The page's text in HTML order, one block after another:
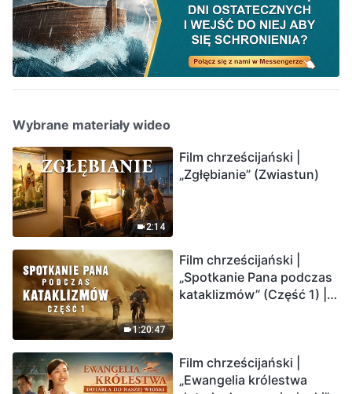
Wybrane materiały wideo
2:14
Film chrześcijański |
„Zgłębianie” (Zwiastun)
1:20:47
Film chrześcijański |
„Spotkanie Pana podczas
kataklizmów” (Część 1) |
Film chrześcijański |
„Ewangelia królestwa